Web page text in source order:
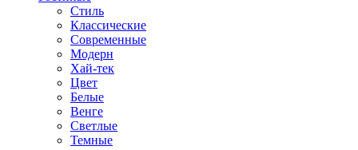
Стиль
Классические
Современные
Модерн
Хай-тек
Цвет
Белые
Венге
Светлые
Темные